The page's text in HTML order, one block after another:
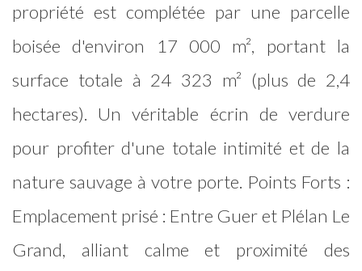
propriété est complétée par une parcelle
boisée d'environ 17 000 m², portant la
surface totale à 24 323 m² (plus de 2,4
hectares). Un véritable écrin de verdure
pour profiter d'une totale intimité et de la
nature sauvage à votre porte. Points Forts :
Emplacement prisé : Entre Guer et Plélan Le
Grand, alliant calme et proximité des